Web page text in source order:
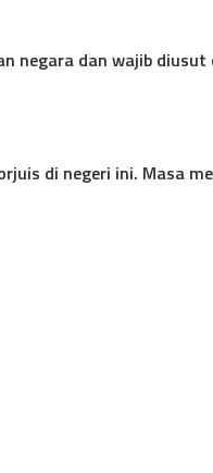
dan wajib diusut
di negeri ini. Masa